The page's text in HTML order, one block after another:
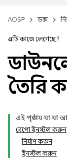
AOSP ডক্স
এটি কাজে লেগেছে?
তৈরি
এই পৃষ্ঠায় যা যা
রেপো ইনস্টল করুন
নির্মাণ করুন
ইনস্টল করুন